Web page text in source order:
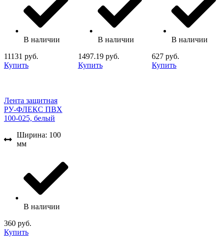
В наличии
11131 руб.
Купить
В наличии
1497.19 руб.
Купить
В наличии
627 руб.
Купить
Лента защитная
РУ-ФЛЕКС ПВХ
100-025, белый
Ширина: 100
мм
В наличии
360 руб.
Купить